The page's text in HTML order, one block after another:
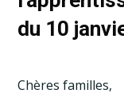
du 10
Chères familles,